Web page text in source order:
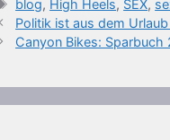
blog, High Heels, SEX,
Politik ist aus dem
Canyon Bikes: Sparbuch